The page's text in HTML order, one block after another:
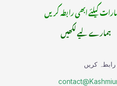
کیلئے ابھی رابطہ کریں
ہمارے لیے لکھیں
کریں